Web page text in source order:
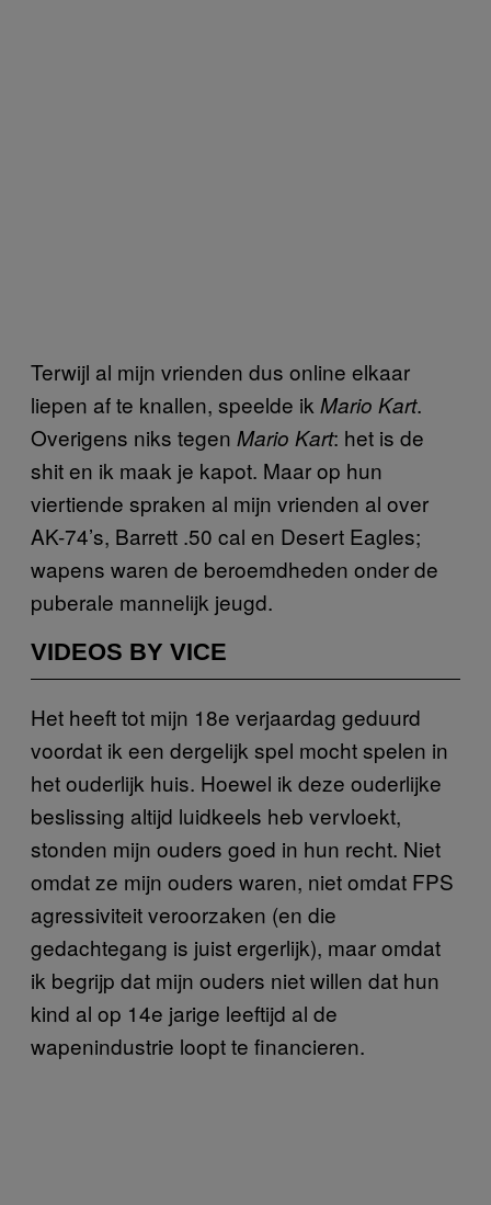
Terwijl al mijn vrienden dus online elkaar
liepen af te knallen, speelde ik Mario Kart.
Overigens niks tegen Mario Kart: het is de
shit en ik maak je kapot. Maar op hun
viertiende spraken al mijn vrienden al over
AK-74’s, Barrett .50 cal en Desert Eagles;
wapens waren de beroemdheden onder de
puberale mannelijk jeugd.
VIDEOS BY VICE
Het heeft tot mijn 18e verjaardag geduurd
voordat ik een dergelijk spel mocht spelen in
het ouderlijk huis. Hoewel ik deze ouderlijke
beslissing altijd luidkeels heb vervloekt,
stonden mijn ouders goed in hun recht. Niet
omdat ze mijn ouders waren, niet omdat FPS
agressiviteit veroorzaken (en die
gedachtegang is juist ergerlijk), maar omdat
ik begrijp dat mijn ouders niet willen dat hun
kind al op 14e jarige leeftijd al de
wapenindustrie loopt te financieren.